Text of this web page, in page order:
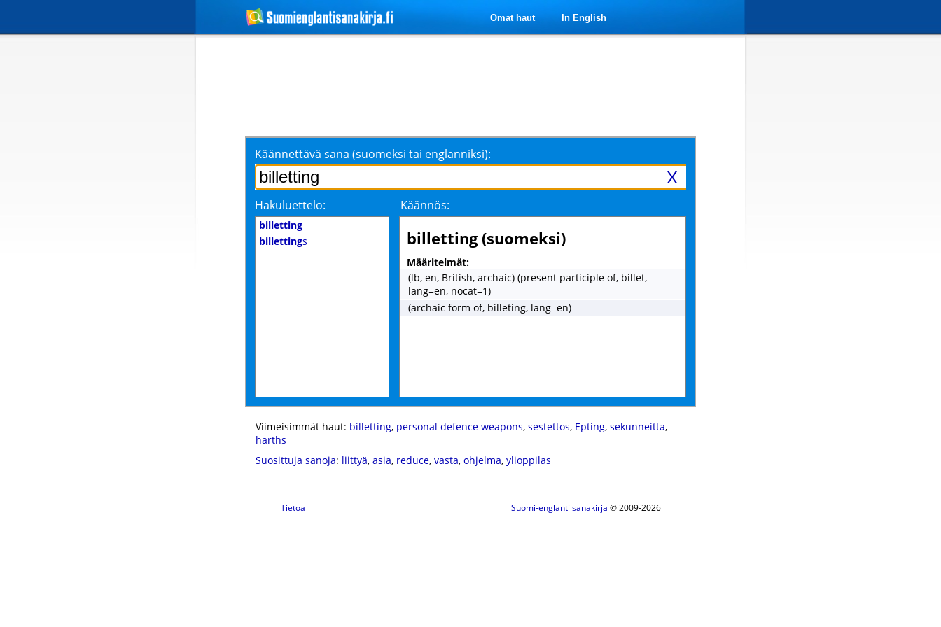
Omat haut In English
Käännettävä sana (suomeksi tai englanniksi):
X
Hakuluettelo: Käännös:
billetting
billettings billetting (suomeksi)
Määritelmät:
(lb, en, British, archaic) (present participle of, billet,
lang=en, nocat=1)
(archaic form of, billeting, lang=en)
Viimeisimmät haut: billetting, personal defence weapons, sestettos, Epting, sekunneitta,
harths
Suosittuja sanoja: liittyä, asia, reduce, vasta, ohjelma, ylioppilas
Tietoa Suomi-englanti sanakirja © 2009-2026